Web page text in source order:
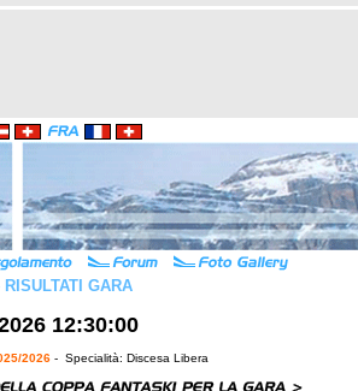
RISULTATI GARA
12:30:00
2026 - Specialità: Discesa Libera